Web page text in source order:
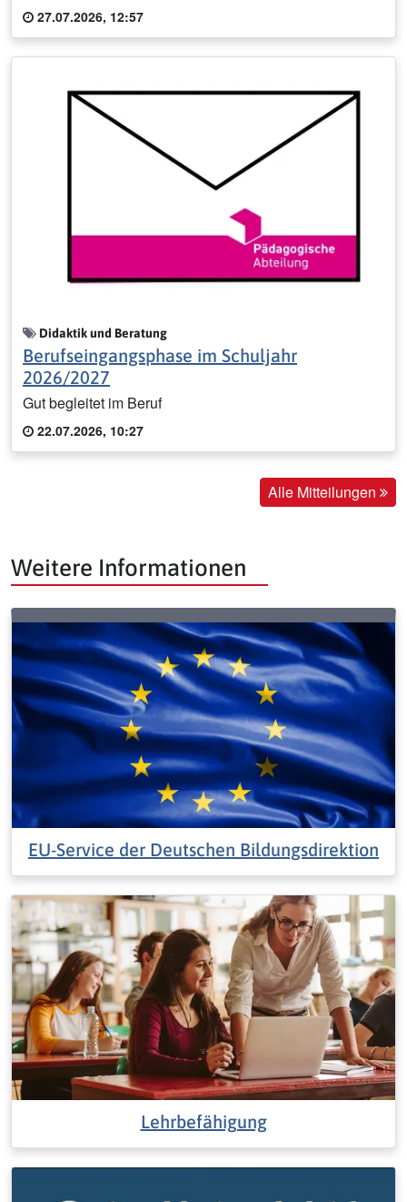
27.07.2026, 12:57
Didaktik und Beratung
Berufseingangsphase im Schuljahr
2026/2027
Gut begleitet im Beruf
22.07.2026, 10:27
Alle Mitteilungen
Weitere Informationen
EU-Service der Deutschen Bildungsdirektion
Lehrbefähigung